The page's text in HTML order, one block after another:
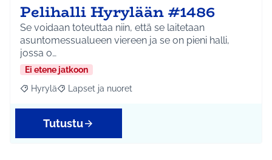
Pelihalli Hyrylään #1486
Se voidaan toteuttaa niin, että se laitetaan
asuntomessualueen viereen ja se on pieni halli,
jossa o…
Ei etene jatkoon
Rajaa tulokset aihepiirin mukaan: Hyrylä
Hyrylä Rajaa tulokset teeman mukaan: Lapset ja nuoret
Lapset ja nuoret
Tutustu